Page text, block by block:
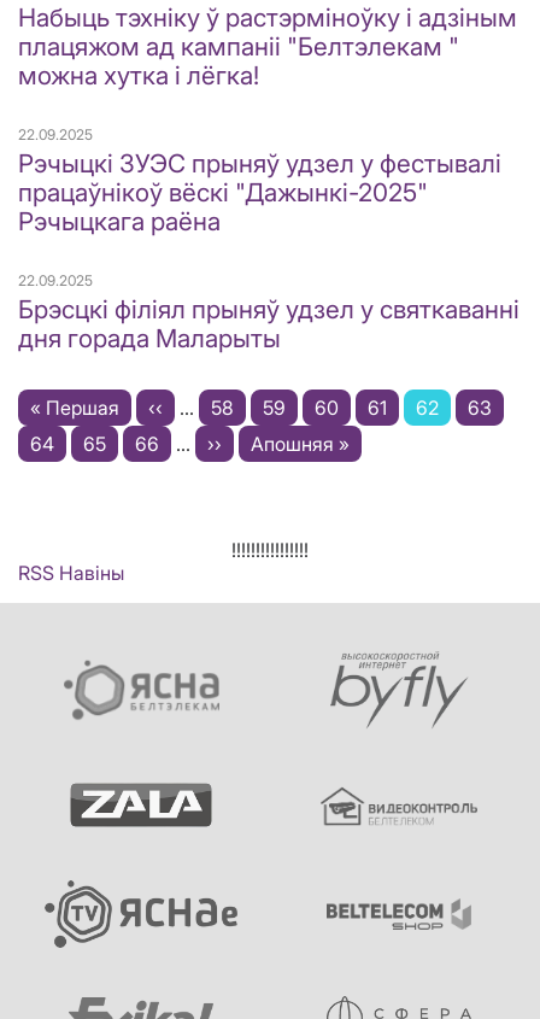
Набыць тэхніку ў растэрміноўку і адзіным
плацяжом ад кампаніі "Белтэлекам "
можна хутка і лёгка!
22.09.2025
Рэчыцкі ЗУЭС прыняў удзел у фестывалі
працаўнікоў вёскі "Дажынкі-2025"
Рэчыцкага раёна
22.09.2025
Брэсцкі філіял прыняў удзел у святкаванні
дня горада Маларыты
Pagination
First
page
« Першая
Previous
page
‹‹ … Старонка
58 Старонка
59 Старонка
60 Старонка
61
Current
62
63
Старонка
64 Старонка
65 Старонка
66 …
Next
››
Last
Апошняя »
!!!!!!!!!!!!!!!!
RSS Навіны